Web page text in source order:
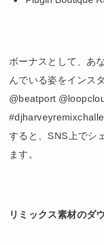
ボーナスとして、あ
んでいる姿をインス
@beatport
すると、SNS上でシ
ます。
リミックス素材のダ